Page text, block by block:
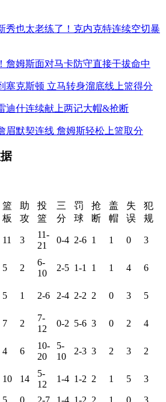
秀也太老练了！克内克特连续空切暴
詹姆斯面对马卡防守直接干拔命中
塞克斯顿 立马转身溜底线上篮得分
迪什连续献上两记大帽&抢断
眉默契连线 詹姆斯轻松上篮取分
篮
板
助
攻
投
篮
三
分
罚
球
抢
断
盖
帽
失
误
犯
规
11 3
11-
21
0-4 2-6 1 1 0 3
5 2
6-
10
2-5 1-1 1 1 4 6
5 1 2-6 2-4 2-2 2 0 3 5
7 2
7-
12
0-2 5-6 3 0 2 4
4 6
10-
20
5-
10
2-3 3 2 3 2
10 14
5-
12
1-4 1-2 2 1 5 3
5 0 2-7 1-4 1-2 2 1 0
3